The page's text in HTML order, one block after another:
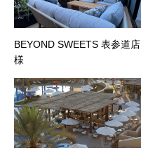
BEYOND SWEETS 表参道店
様